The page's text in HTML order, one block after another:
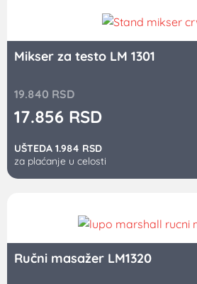
Mikser za testo LM 1301
19.840 RSD
17.856 RSD
UŠTEDA 1.984 RSD
za plaćanje u celosti
Ručni masažer LM1320